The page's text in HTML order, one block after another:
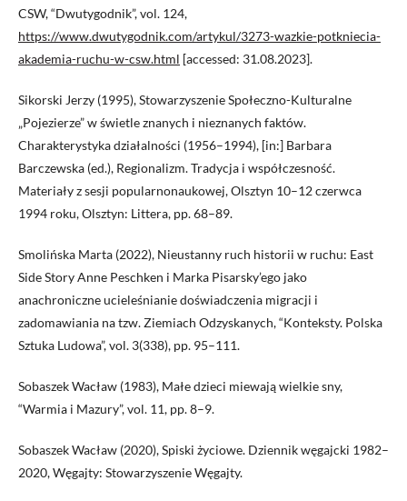
CSW, “Dwutygodnik”, vol. 124,
https://www.dwutygodnik.com/artykul/3273-wazkie-potkniecia-
akademia-ruchu-w-csw.html [accessed: 31.08.2023].
Sikorski Jerzy (1995), Stowarzyszenie Społeczno-Kulturalne
„Pojezierze” w świetle znanych i nieznanych faktów.
Charakterystyka działalności (1956–1994), [in:] Barbara
Barczewska (ed.), Regionalizm. Tradycja i współczesność.
Materiały z sesji popularnonaukowej, Olsztyn 10–12 czerwca
1994 roku, Olsztyn: Littera, pp. 68–89.
Smolińska Marta (2022), Nieustanny ruch historii w ruchu: East
Side Story Anne Peschken i Marka Pisarsky’ego jako
anachroniczne ucieleśnianie doświadczenia migracji i
zadomawiania na tzw. Ziemiach Odzyskanych, “Konteksty. Polska
Sztuka Ludowa”, vol. 3(338), pp. 95–111.
Sobaszek Wacław (1983), Małe dzieci miewają wielkie sny,
“Warmia i Mazury”, vol. 11, pp. 8–9.
Sobaszek Wacław (2020), Spiski życiowe. Dziennik węgajcki 1982–
2020, Węgajty: Stowarzyszenie Węgajty.